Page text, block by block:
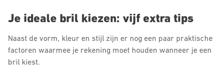
Je ideale bril kiezen: vijf extra tips
Naast de vorm, kleur en stijl zijn er nog een paar praktische
factoren waarmee je rekening moet houden wanneer je een
bril kiest.